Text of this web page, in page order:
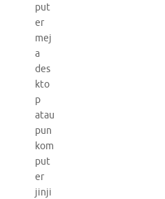
put
er
mej
a
des
kto
p
atau
pun
kom
put
er
jinji